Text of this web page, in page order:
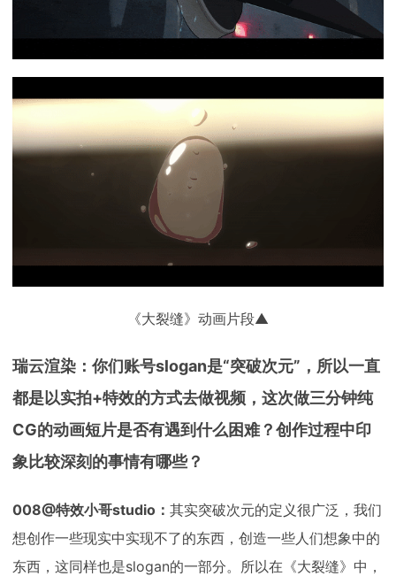
《大裂缝》动画片段▲
瑞云渲染：你们账号slogan是“突破次元”，所以一直
都是以实拍+特效的方式去做视频，这次做三分钟纯
CG的动画短片是否有遇到什么困难？创作过程中印
象比较深刻的事情有哪些？
008@特效小哥studio： 其实突破次元的定义很广泛，我们
想创作一些现实中实现不了的东西，创造一些人们想象中的
东西，这同样也是slogan的一部分。所以在《大裂缝》中，